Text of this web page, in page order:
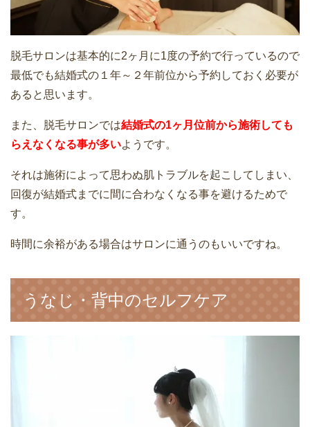
ケノンで太ももの毛を薄くする！脱毛効
毛深くて悩んでいる人必見！解決してく
れるのは光脱毛
ケノンのショット数の違いは何？脱毛効
果はどうなの？効果的な使い方は？
家庭用脱毛器ケノンが宅急便で届きまし
た！開封して家庭用脱毛器を確認してみ
に産毛に効果あり？
ケノンで太ももの毛を薄くする！脱毛効
家庭用脱毛器ケノンでヒザ下脱毛実体
に１ヶ月使うとどのくらいかかる？
脱毛サロンは基本的に2ヶ月に1度の予約で行っているので
最低でも結婚式の１年～２年前位から予約しておく必要が
あると思います。
また、脱毛サロンでは結婚式の1ヶ月位前から施術しても
らえなくなる事が多いようです。
それは施術によって思わぬ肌トラブルを起こしてしまい、
回復が結婚式までに間に合わなくなる事を避けるためで
す。
時間に余裕がある場合はサロンに通うのもいいですね。
うなじ・背中のセルフケア